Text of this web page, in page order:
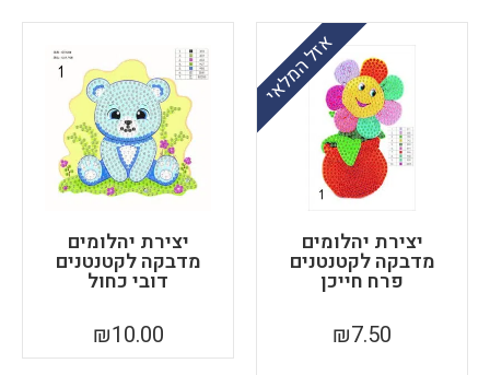
אזל המלאי
יצירת יהלומים
מדבקה לקטנטנים
פרח חייכן
₪7.50
יצירת יהלומים
מדבקה לקטנטנים
דובי כחול
₪10.00